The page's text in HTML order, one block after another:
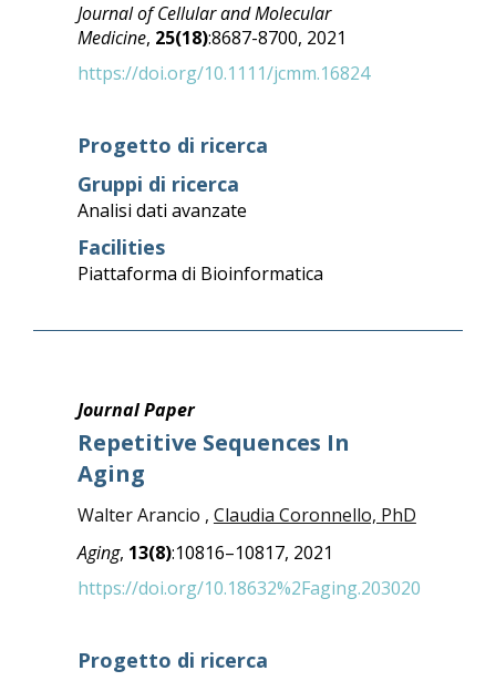
Journal of Cellular and Molecular
Medicine, 25(18):8687-8700, 2021
https://doi.org/10.1111/jcmm.16824
Progetto di ricerca
Gruppi di ricerca
Analisi dati avanzate
Facilities
Piattaforma di Bioinformatica
Journal Paper
Repetitive Sequences In
Aging
Walter Arancio , Claudia Coronnello, PhD
Aging, 13(8):10816–10817, 2021
https://doi.org/10.18632%2Faging.203020
Progetto di ricerca